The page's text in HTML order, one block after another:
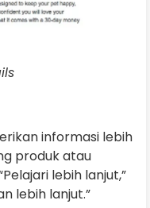
informasi lebih
produk atau
lebih lanjut,”
lebih lanjut.”